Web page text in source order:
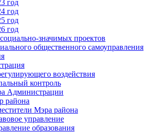
год
год
год
год
значимых проектов
общественного самоуправления
воздействия
контроль
Администрации
района
Мэра района
управление
образования